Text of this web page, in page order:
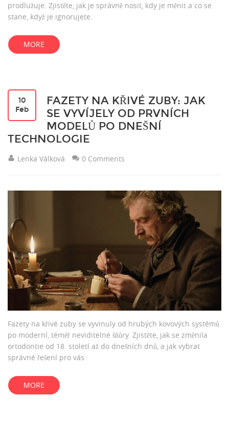
prodlužuje. Zjistěte, jak je správně nosit, kdy je měnit a co se
stane, když je ignorujete.
MORE
10
Feb
FAZETY NA KŘIVÉ ZUBY: JAK
SE VYVÍJELY OD PRVNÍCH
MODELŮ PO DNEŠNÍ
TECHNOLOGIE
Lenka Válková 0 Comments
Fazety na křivé zuby se vyvinuly od hrubých kovových systémů
po moderní, téměř neviditelné šňůry. Zjistěte, jak se změnila
ortodontie od 18. století až do dnešních dnů, a jak vybrat
správné řešení pro vás.
MORE